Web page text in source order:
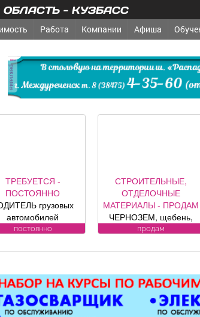
- КУЗБАСС
Работа Компании Афиша
реклама
ТРЕБУЕТСЯ -
ПОСТОЯННО
грузовых
автомобилей
Требования к
Подробности по
постоянно
СТРОИТЕЛЬНЫЕ,
ОТДЕЛОЧНЫЕ
МАТЕРИАЛЫ - ПРОДАМ
ЧЕРНОЗЕМ, щебень,
песок, уголь, торф,
другие под заказ,
Вывоз мусора.
продам